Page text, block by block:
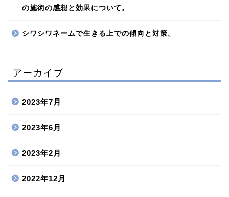
の施術の感想と効果について。
シワシワネームで生きる上での傾向と対策。
アーカイブ
2023年7月
2023年6月
2023年2月
2022年12月